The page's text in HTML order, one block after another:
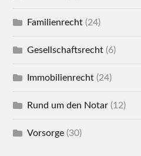
Familienrecht (24)
Gesellschaftsrecht (6)
Immobilienrecht (24)
Rund um den Notar (12)
Vorsorge (30)